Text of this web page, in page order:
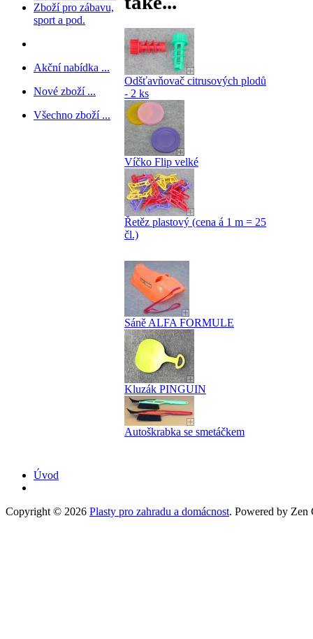
Zboží pro zábavu,
sport a pod.
Akční nabídka ...
Nové zboží ...
Všechno zboží ...
Odšťavňovač citrusových plodů
- 2 ks
Víčko Flip velké
Řetěz plastový (cena á 1 m = 25
čl.)
Sáně ALFA FORMULE
Kluzák PINGUIN
Autoškrabka se smetáčkem
Úvod
Copyright © 2026 Plasty pro zahradu a domácnost. Powered by Zen